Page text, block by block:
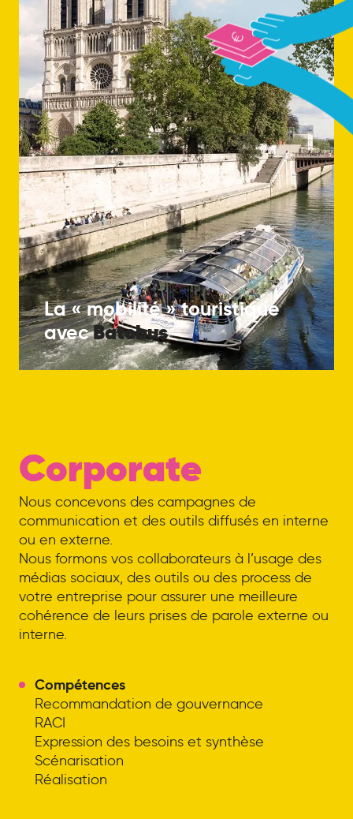
La « mobilité » touristique
avecBatobus
Corporate
Nous concevons des campagnes de
communication et des outils diffusés en interne
ou en externe.
Nous formons vos collaborateurs à l’usage des
médias sociaux, des outils ou des process de
votre entreprise pour assurer une meilleure
cohérence de leurs prises de parole externe ou
interne.
Compétences
Recommandation de gouvernance
RACI
Expression des besoins et synthèse
Scénarisation
Réalisation